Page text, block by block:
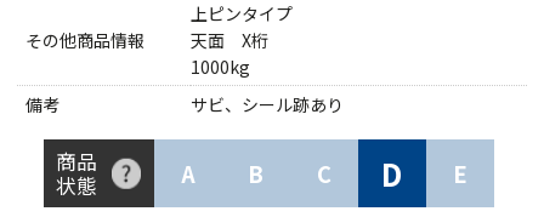
その他商品情報
上ピンタイプ
天面 X桁
1000kg
備考
サビ、シール跡あり
商品
状態
A B C D E